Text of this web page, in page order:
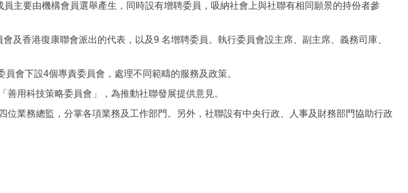
主要由機構會員選舉產生，同時設有增聘委員，吸納社會上與社聯有相同願景的持份者參
香港復康聯會派出的代表，以及9 名增聘委員。執行委員會設主席、副主席、義務司庫、
會下設4個專責委員會，處理不同範疇的服務及政策。
用科技策略委員會」，為推動社聯發展提供意見。
業務總監，分掌各項業務及工作部門。另外，社聯設有中央行政、人事及財務部門協助行政